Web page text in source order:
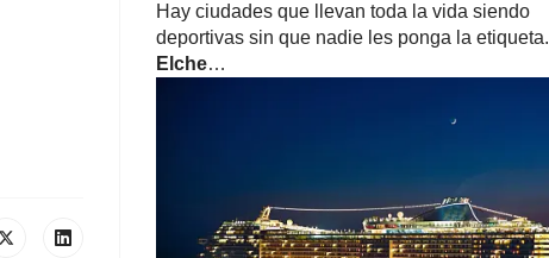
Hay ciudades que llevan toda la vida siendo
deportivas sin que nadie les ponga la etiqueta.
Elche…